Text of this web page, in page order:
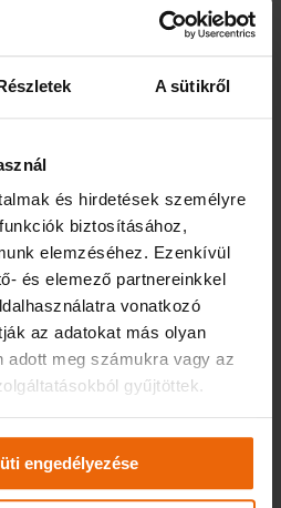
A sütikről
és hirdetések személyre
biztosításához,
elemzéséhez. Ezenkívül
és elemező partnereinkkel
vonatkozó
az adatokat más olyan
adott meg számukra vagy az
gyűjtöttek.
engedélyezése
Wednesday August 5th, 2026
miatt bővülhet a hűtött
FLOTTAMENEDZSMENT
GPS NYOMKÖVETÉS
I-CELL
NYOMKÖVETÉS
a fuvarozásra is hatással
kibővülhet új
teherautó raktere tartósan, több
akár a 70 fokot, az több
okozni, például az elektronikai